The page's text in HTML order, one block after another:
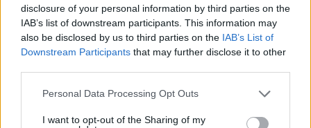
disclosure of your personal information by third parties on the
IAB’s list of downstream participants. This information may
also be disclosed by us to third parties on the IAB’s List of
Downstream Participants that may further disclose it to other
Please note that this website/app uses one or more Google
not limited to your visit or usage behaviour. You may click to
Personal Data Processing Opt Outs
I want to opt-out of the Sharing of my
Κάποια στιγμή θα ξεθωριάσει το ενδιαφέρον για τις
ιστορίες του παλατιού και θα πρέπει να πιάσεις
κανονική δουλειά εσύ και η γυναίκα σου. Να δω τότε
τι θα κάνεις χωρίς τα τσάμπα προνόμια του βασιλικού